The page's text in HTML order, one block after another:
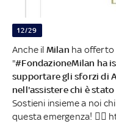
12/29
Anche il Milan ha offerto
"#FondazioneMilan ha
supportare gli sforzi di
nell'assistere chi è
Sostieni insieme a noi
questa emergenza! 👉🏻